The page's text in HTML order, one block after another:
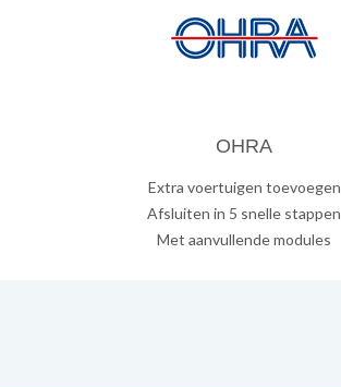
OHRA
Extra voertuigen toevoegen
Afsluiten in 5 snelle stappen
Met aanvullende modules